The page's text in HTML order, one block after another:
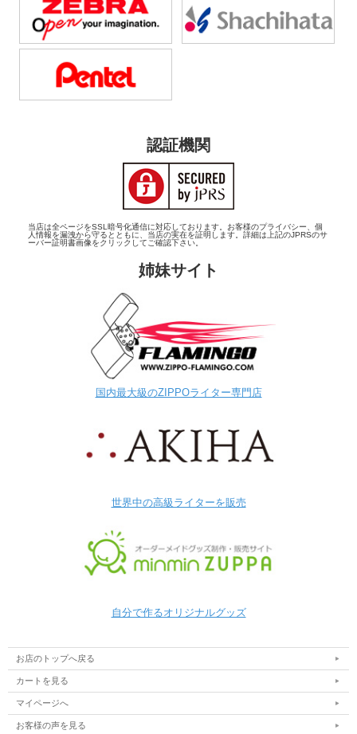
認証機関
当店は全ページをSSL暗号化通信に対応しております。お客様のプライバシー、個
人情報を漏洩から守るとともに、当店の実在を証明します。詳細は上記のJPRSのサ
ーバー証明書画像をクリックしてご確認下さい。
姉妹サイト
国内最大級のZIPPOライター専門店
世界中の高級ライターを販売
自分で作るオリジナルグッズ
お店のトップへ戻る
カートを見る
マイページへ
お客様の声を見る